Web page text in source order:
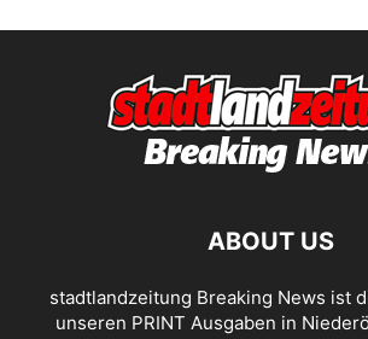
ABOUT US
stadtlandzeitung Breaking News ist
unseren PRINT Ausgaben in